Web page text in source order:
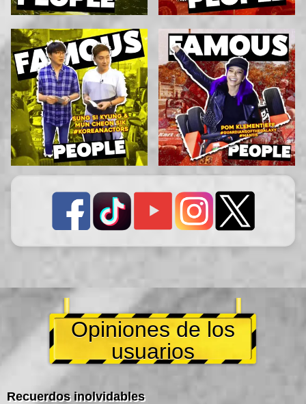
Opiniones de los
usuarios
Recuerdos inolvidables